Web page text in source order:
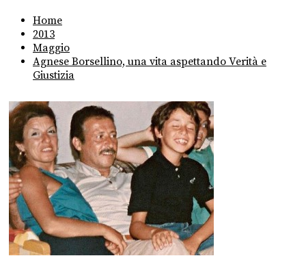
Home
2013
Maggio
Agnese Borsellino, una vita aspettando Verità e
Giustizia